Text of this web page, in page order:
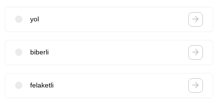
yol
biberli
felaketli